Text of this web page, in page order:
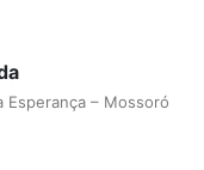
Esperança – Mossoró